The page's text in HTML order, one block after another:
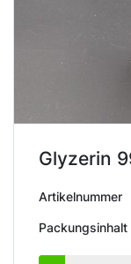
Glyzerin
Artikelnummer
Packungsinhalt